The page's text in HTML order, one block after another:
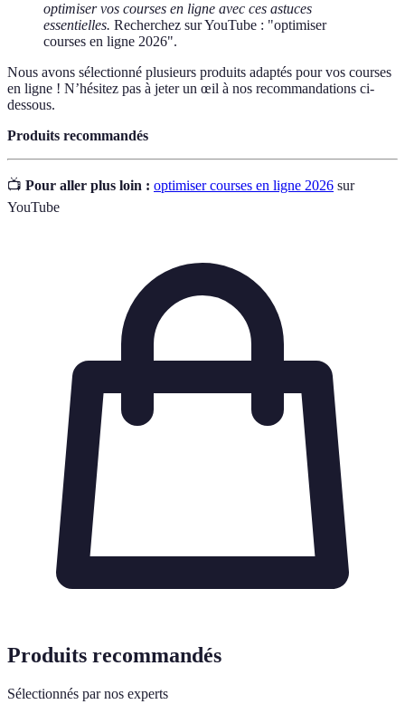
optimiser vos courses en ligne avec ces astuces
essentielles. Recherchez sur YouTube : "optimiser
courses en ligne 2026".
Nous avons sélectionné plusieurs produits adaptés pour vos courses
en ligne ! N’hésitez pas à jeter un œil à nos recommandations ci-
dessous.
Produits recommandés
📺 Pour aller plus loin : optimiser courses en ligne 2026 sur
YouTube
Produits recommandés
Sélectionnés par nos experts